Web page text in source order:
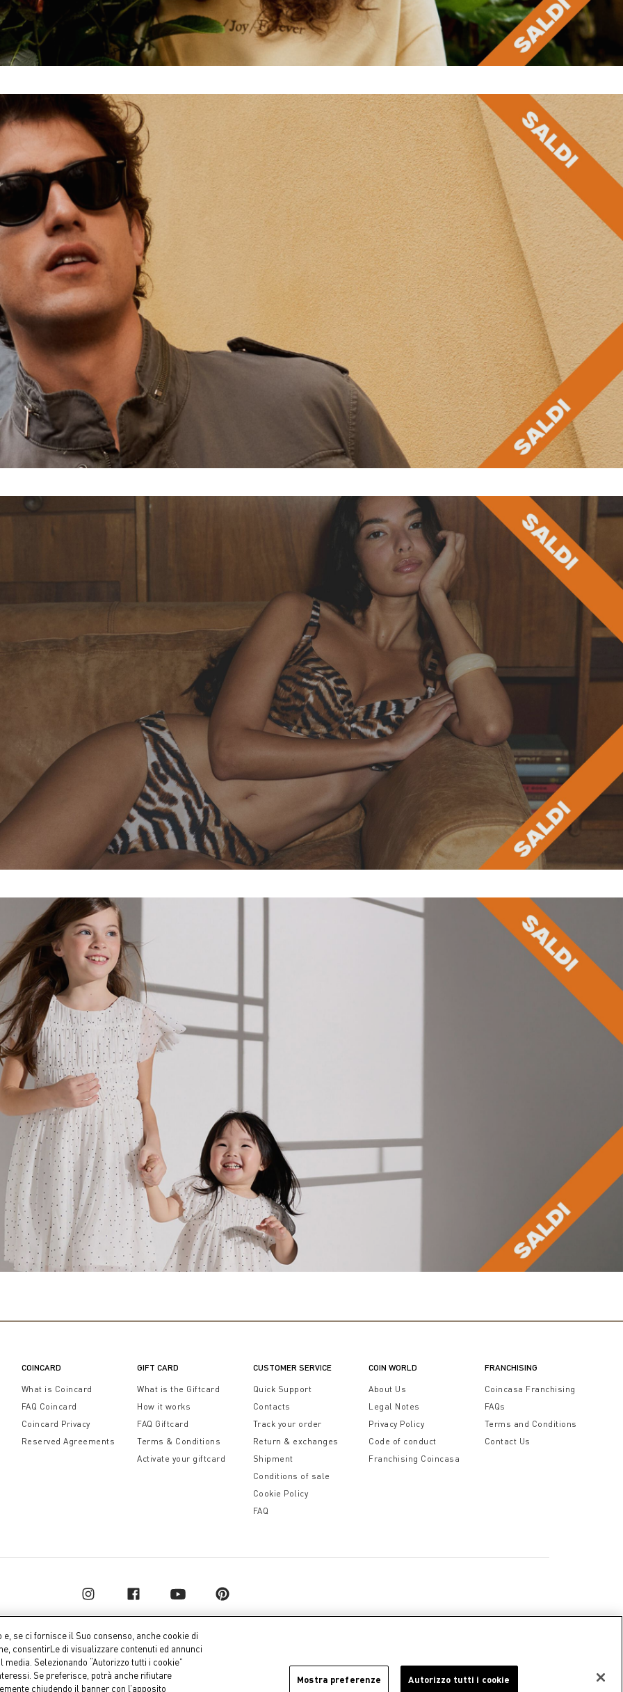
COINCARD
What is Coincard
FAQ Coincard
Coincard Privacy
Reserved Agreements
GIFT CARD
What is the Giftcard
How it works
FAQ Giftcard
Terms & Conditions
Activate your giftcard
CUSTOMER SERVICE
Quick Support
Contacts
Track your order
Return & exchanges
Shipment
Conditions of sale
Cookie Policy
FAQ
COIN WORLD
About Us
Legal Notes
Privacy Policy
Code of conduct
Franchising Coincasa
FRANCHISING
Coincasa Franchising
FAQs
Terms and Conditions
Contact Us
€ 10.000.000,00 fully paid up
se ci fornisce il Suo consenso, anche cookie di
consentirLe di visualizzare contenuti ed annunci
Selezionando “Autorizzo tutti i cookie”
Se preferisce, potrà anche rifiutare
chiudendo il banner con l’apposito
Mostra preferenze Autorizzo tutti i cookie